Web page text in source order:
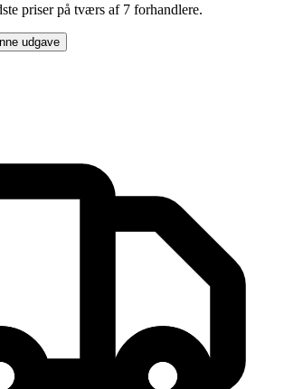
priser på tværs af 7 forhandlere.
udgave
BB